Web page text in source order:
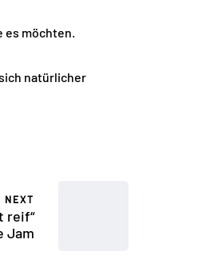
es möchten.
natürlicher
NEXT
reif“
Jam